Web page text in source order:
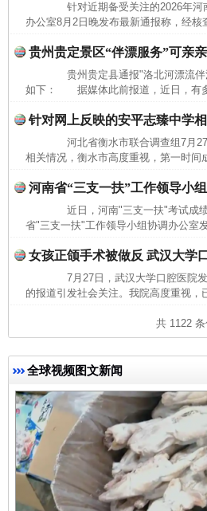
针对近期备受关注的2026年河
办公室8月2日晚发布最新通报称，经
贵州贵定景区“伴漂服务”可亲
贵州贵定县通报"洛北河漂流伴
如下： 据媒体此前报道，近日，有
针对网上反映的安平志臻中学
河北省衡水市联合调查组7月
相关情况，衡水市高度重视，第一时
河南省“三支一扶”工作领导小
近日，河南"三支一扶"考试成绩
省"三支一扶"工作领导小组协调办公室
女孩正颌手术被做反 武汉大学
7月27日，武汉大学口腔医院
的报道引发社会关注。我院高度重视
共 1122 条
全球视频图文新闻
完善运行机制助力责任有效落